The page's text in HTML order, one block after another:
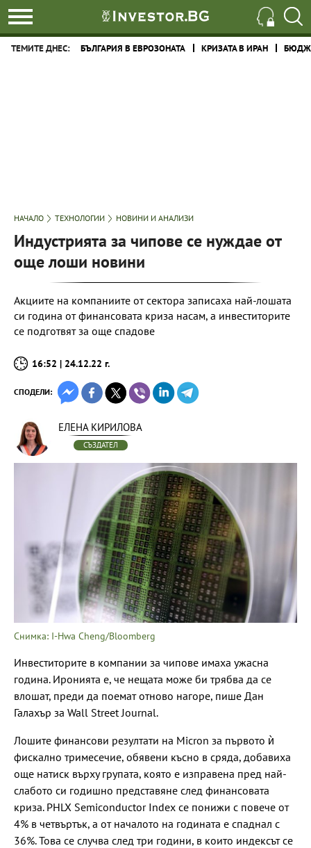
ТЕМИТЕ ДНЕС: БЪЛГАРИЯ В ЕВРОЗОНАТА КРИЗАТА В ИРАН
НАЧАЛО ТЕХНОЛОГИИ НОВИНИ И АНАЛИЗИ
Индустрията за чипове се нуждае от
още лоши новини
Акциите на компаниите от сектора записаха най-лошата
си година от финансовата криза насам, а инвеститорите
се подготвят за още спадове
16:52 | 24.12.22 г.
СПОДЕЛИ:
ЕЛЕНА КИРИЛОВА
СЪЗДАТЕЛ
Снимка: I-Hwa Cheng/Bloomberg
Инвеститорите в компании за чипове имаха ужасна
година. Иронията е, че нещата може би трябва да се
влошат, преди да поемат отново нагоре, пише Дан
Галахър за Wall Street Journal.
Лошите финансови резултати на Micron за първото ѝ
фискално тримесечие, обявени късно в сряда, добавиха
още натиск върху групата, която е изправена пред най-
слабото си годишно представяне след финансовата
криза. PHLX Semiconductor Index се понижи с повече от
4% в четвъртък, а от началото на годината е спаднал с
36%. Това се случва след три години, в които индексът се